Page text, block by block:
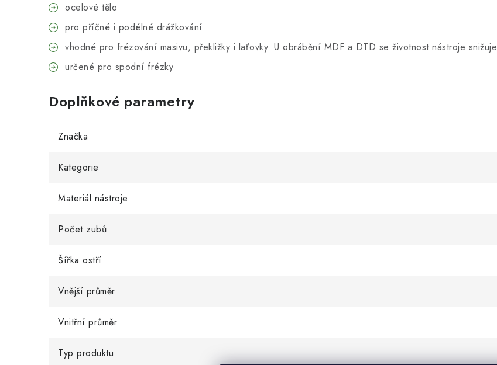
ocelové tělo
pro příčné i podélné drážkování
vhodné pro frézování masivu, překližky i laťovky. U obrábění MDF a DTD se životnost nástroje snižuje
určené pro spodní frézky
Doplňkové parametry
Značka
Kategorie
Materiál nástroje
Počet zubů
Šířka ostří
Vnější průměr
Vnitřní průměr
Typ produktu